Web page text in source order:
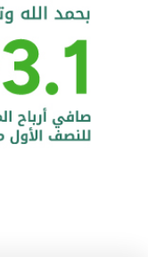
الخدمات
خدمة "بيتك"
الحسابات
البطاقات
"برامج